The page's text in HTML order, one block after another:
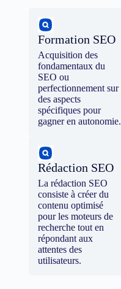
Formation SEO
Acquisition des
fondamentaux du
SEO ou
perfectionnement sur
des aspects
spécifiques pour
gagner en autonomie.
Rédaction SEO
La rédaction SEO
consiste à créer du
contenu optimisé
pour les moteurs de
recherche tout en
répondant aux
attentes des
utilisateurs.